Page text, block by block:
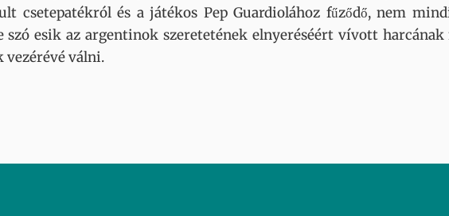
csetepatékról és a játékos Pep Guardiolához fűződő, nem
esik az argentinok szeretetének elnyeréséért vívott harcának
vezérévé válni.